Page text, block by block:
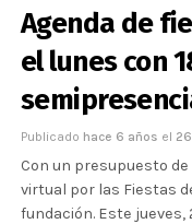
Agenda de
el lunes con
Publicado hace 6 años el
Con un presupuesto
virtual por las Fiestas
fundación. Este